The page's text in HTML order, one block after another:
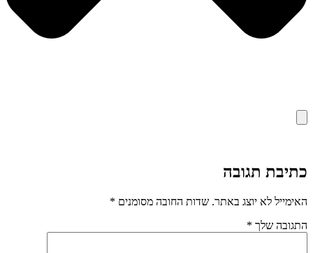
כתיבת תגובה
האימייל לא יוצג באתר. שדות החובה מסומנים *
התגובה שלך *